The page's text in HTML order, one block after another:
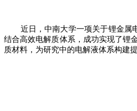
近日，中南大学一项关于锂金属电
结合高效电解质体系，成功实现了锂
质材料，为研究中的电解液体系构建